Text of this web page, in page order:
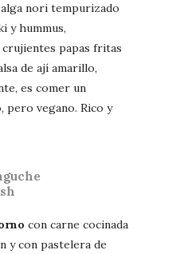
nori tempurizado
y hummus,
crujientes papas fritas
de ají amarillo,
es comer un
pero vegano. Rico y
con carne cocinada
y con pastelera de